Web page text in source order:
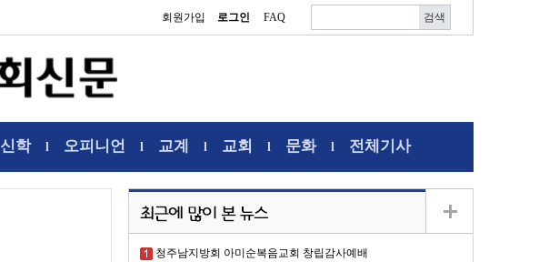
회원가입 로그인 FAQ
신학l 오피니언 l 교계 l 교회 l 문화l 전체기사
청주남지방회 아미순복음교회 창립감사예배